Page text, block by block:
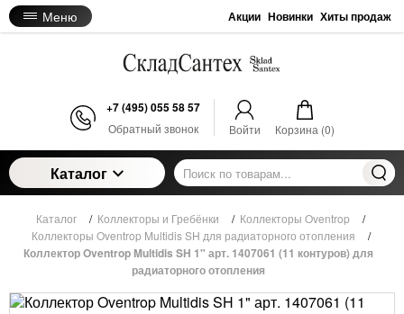
Меню Акции Новинки Хиты продаж
+7 (495) 055 58 57
Обратный звонок Войти Корзина (0)
Каталог
Каталог / Коллекторы и Гребёнки / Коллекторы Oventrop
/
Коллекторы Oventrop Multidis SH для радиаторного отопления
/
Коллектор Oventrop Multidis SH 1" арт. 1407061 (11 контуров) для
радиаторного отопления